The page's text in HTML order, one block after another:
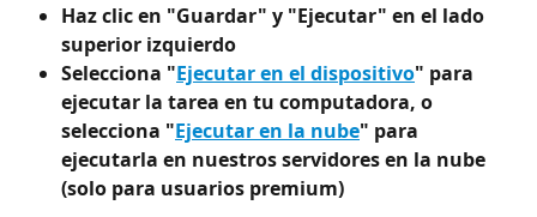
Haz clic en "Guardar" y "Ejecutar" en el lado
superior izquierdo
Selecciona "Ejecutar en el dispositivo" para
ejecutar la tarea en tu computadora, o
selecciona "Ejecutar en la nube" para
ejecutarla en nuestros servidores en la nube
(solo para usuarios premium)